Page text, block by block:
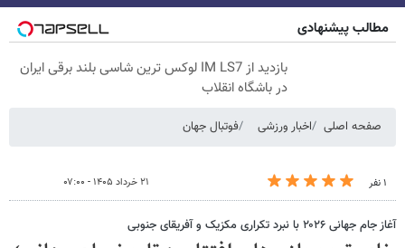
مطالب پیشنهادی
بازدید از IM LS7 لوکس ترین شاسی بلند برقی ایران
در باشگاه انقلاب
صفحه اصلی اخبار ورزشی فوتبال جهان
۱ نفر ۲۱ خرداد ۱۴۰۵ - ۰۷:۰۰
آغاز جام جهانی ۲۰۲۶ با نبرد تکراری مکزیک و آفریقای جنوبی